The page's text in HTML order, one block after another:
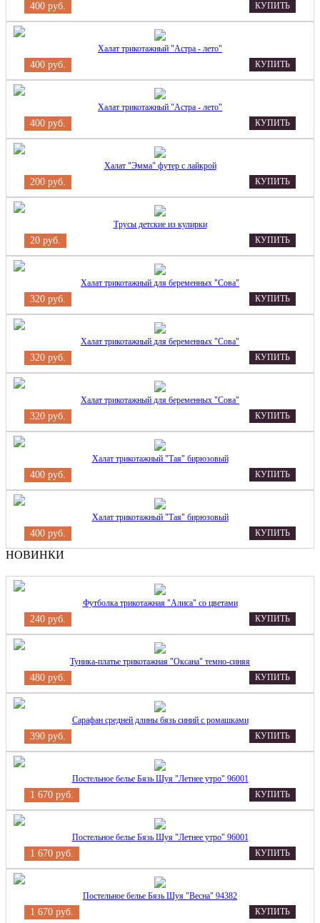
400 руб. КУПИТЬ
Халат трикотажный "Астра - лето"
400 руб. КУПИТЬ
Халат трикотажный "Астра - лето"
400 руб. КУПИТЬ
Халат "Эмма" футер с лайкрой
200 руб. КУПИТЬ
Трусы детские из кулирки
20 руб. КУПИТЬ
Халат трикотажный для беременных "Сова"
320 руб. КУПИТЬ
Халат трикотажный для беременных "Сова"
320 руб. КУПИТЬ
Халат трикотажный для беременных "Сова"
320 руб. КУПИТЬ
Халат трикотажный "Тая" бирюзовый
400 руб. КУПИТЬ
Халат трикотажный "Тая" бирюзовый
400 руб. КУПИТЬ
НОВИНКИ
Футболка трикотажная "Алиса" со цветами
240 руб. КУПИТЬ
Туника-платье трикотажная "Оксана" темно-синяя
480 руб. КУПИТЬ
Сарафан средней длины бязь синий с ромашками
390 руб. КУПИТЬ
Постельное белье Бязь Шуя "Летнее утро" 96001
1 670 руб. КУПИТЬ
Постельное белье Бязь Шуя "Летнее утро" 96001
1 670 руб. КУПИТЬ
Постельное белье Бязь Шуя "Весна" 94382
1 670 руб. КУПИТЬ